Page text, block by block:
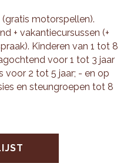
mo­tor­spel­len).
+ va­kan­tie­cur­sus­sen (+
Kin­de­ren van 1 tot 8
voor 1 tot 3 jaar
voor 2 tot 5 jaar; - en op
en steun­groe­pen tot 8